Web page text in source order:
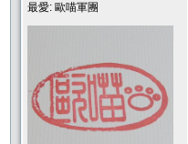
最愛: 歐喵軍團